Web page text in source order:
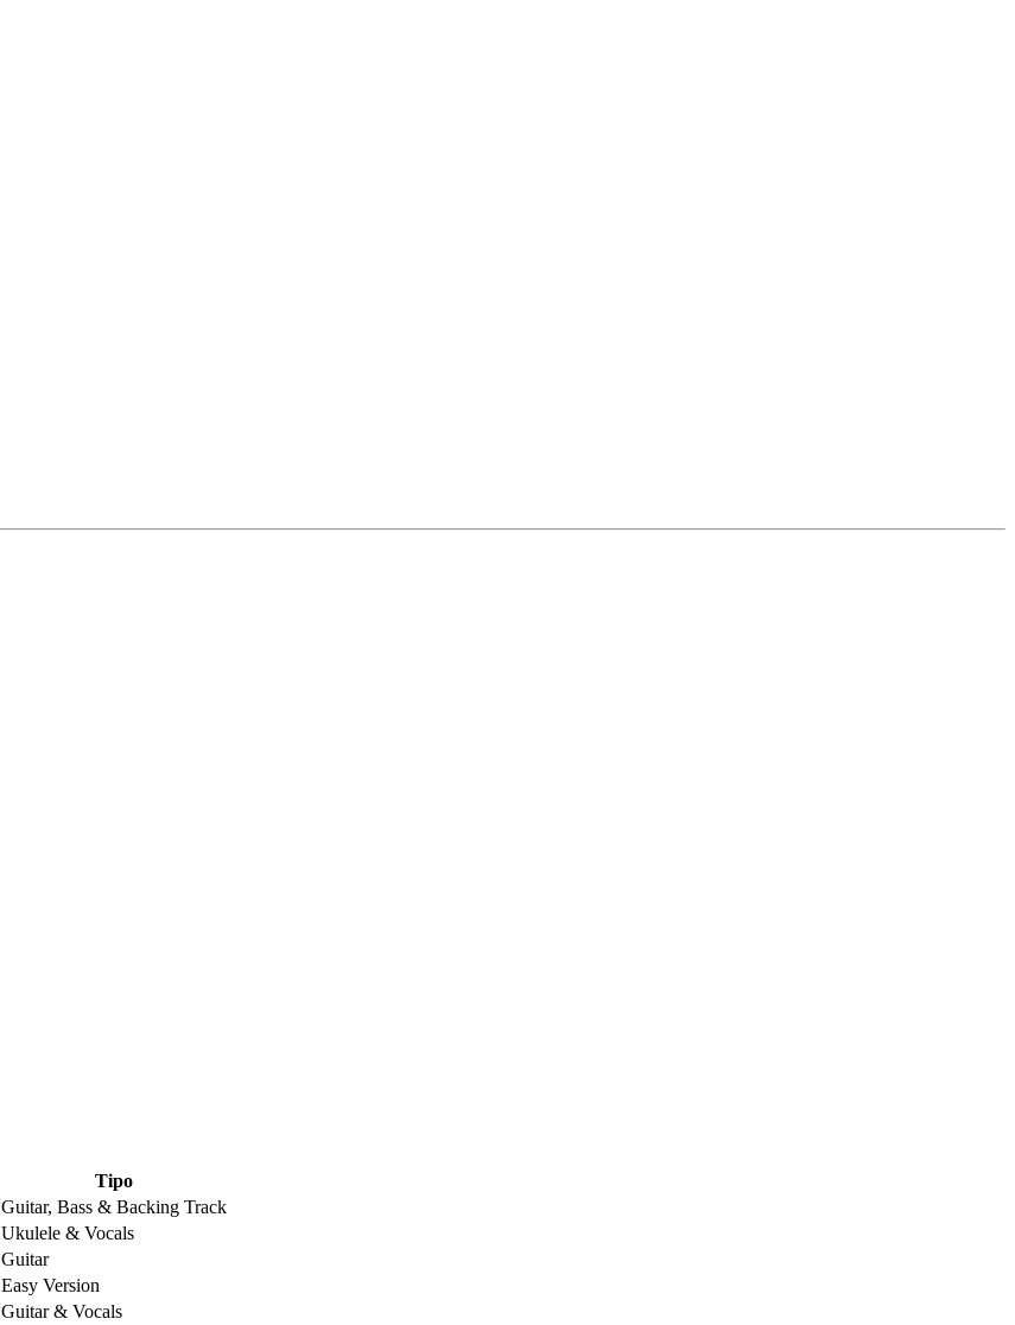
Tipo
Guitar, Bass & Backing Track
Ukulele & Vocals
Guitar
Easy Version
Guitar & Vocals